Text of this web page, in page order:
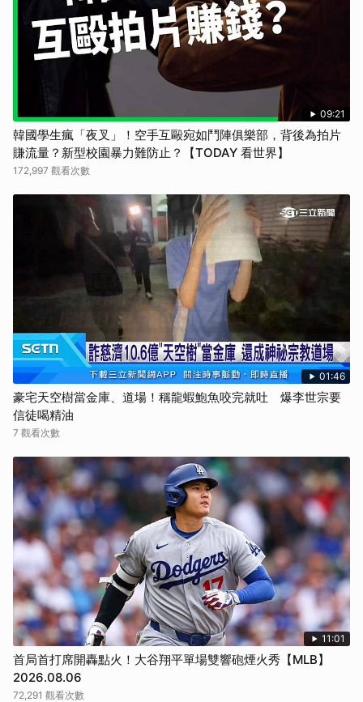
09:21
韓國學生瘋「夜叉」！空手互毆宛如鬥陣俱樂部，背後為拍片
賺流量？新型校園暴力難防止？【TODAY 看世界】
172,997 觀看次數
01:46
豪宅天空樹當金庫、道場！稱龍蝦鮑魚咬完就吐 爆李世宗要
信徒喝精油
7 觀看次數
11:01
首局首打席開轟點火！大谷翔平單場雙響砲煙火秀【MLB】
2026.08.06
72,291 觀看次數